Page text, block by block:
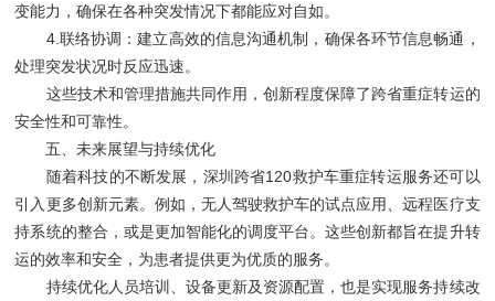
变能力，确保在各种突发情况下都能应对自如。
4.联络协调：建立高效的信息沟通机制，确保各环节信息畅通，
处理突发状况时反应迅速。
这些技术和管理措施共同作用，创新程度保障了跨省重症转运的
安全性和可靠性。
五、未来展望与持续优化
随着科技的不断发展，深圳跨省120救护车重症转运服务还可以
引入更多创新元素。例如，无人驾驶救护车的试点应用、远程医疗支
持系统的整合，或是更加智能化的调度平台。这些创新都旨在提升转
运的效率和安全，为患者提供更为优质的服务。
持续优化人员培训、设备更新及资源配置，也是实现服务持续改